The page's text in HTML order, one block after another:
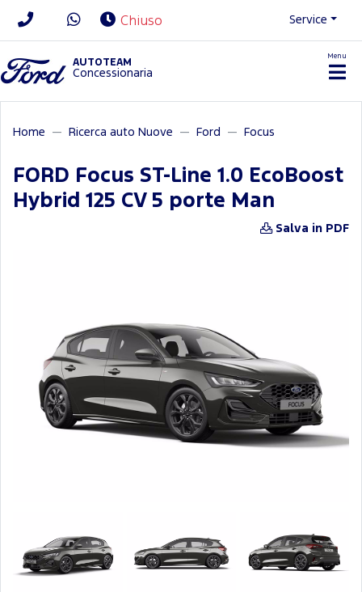
Chiuso Service
AUTOTEAM
Concessionaria
Menu
Home Ricerca auto Nuove Ford Focus
FORD Focus ST-Line 1.0 EcoBoost
Hybrid 125 CV 5 porte Man
Salva in PDF